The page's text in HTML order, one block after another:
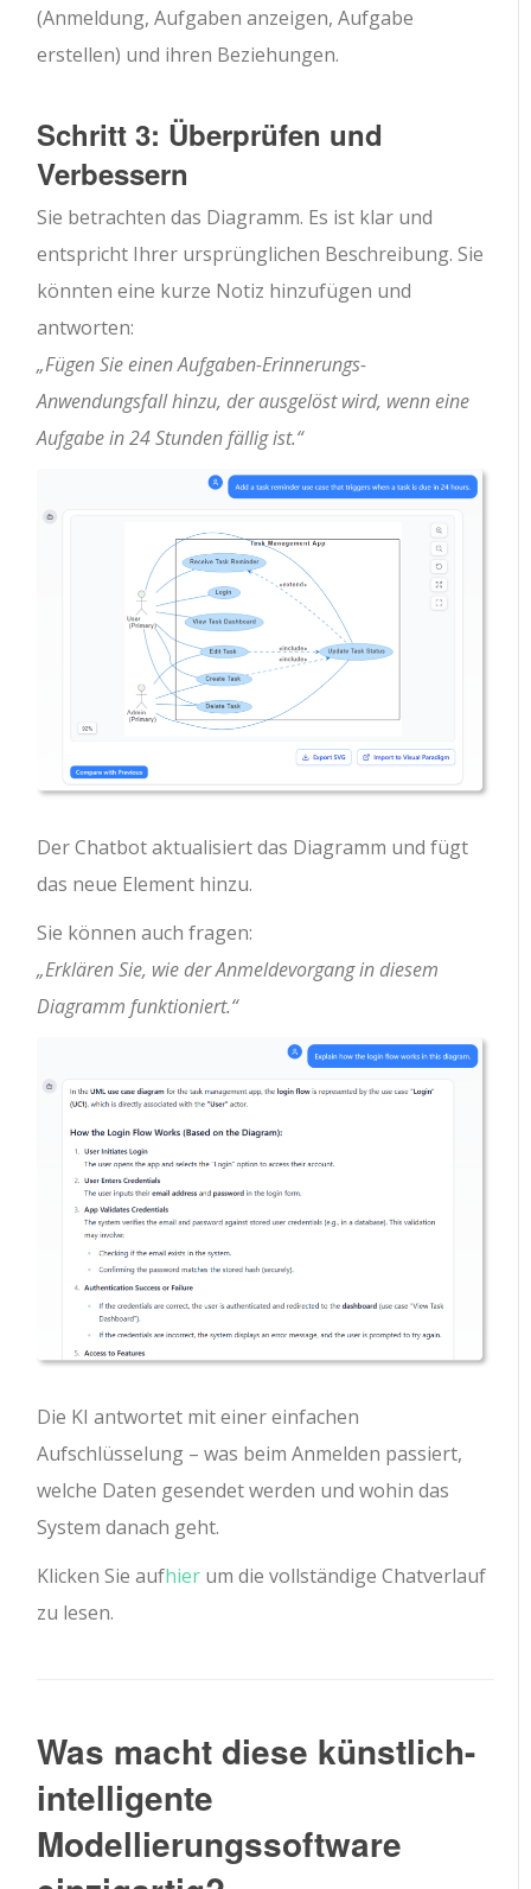
(Anmeldung, Aufgaben anzeigen, Aufgabe
erstellen) und ihren Beziehungen.
Schritt 3: Überprüfen und
Verbessern
Sie betrachten das Diagramm. Es ist klar und
entspricht Ihrer ursprünglichen Beschreibung. Sie
könnten eine kurze Notiz hinzufügen und
antworten:
„Fügen Sie einen Aufgaben-Erinnerungs-
Anwendungsfall hinzu, der ausgelöst wird, wenn eine
Aufgabe in 24 Stunden fällig ist.“
Der Chatbot aktualisiert das Diagramm und fügt
das neue Element hinzu.
Sie können auch fragen:
„Erklären Sie, wie der Anmeldevorgang in diesem
Diagramm funktioniert.“
Die KI antwortet mit einer einfachen
Aufschlüsselung – was beim Anmelden passiert,
welche Daten gesendet werden und wohin das
System danach geht.
Klicken Sie aufhier um die vollständige Chatverlauf
zu lesen.
Was macht diese künstlich-
intelligente
Modellierungssoftware